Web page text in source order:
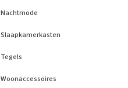
Nachtmode
Slaapkamerkasten
Tegels
Woonaccessoires